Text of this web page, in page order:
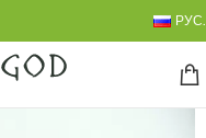
РУС.